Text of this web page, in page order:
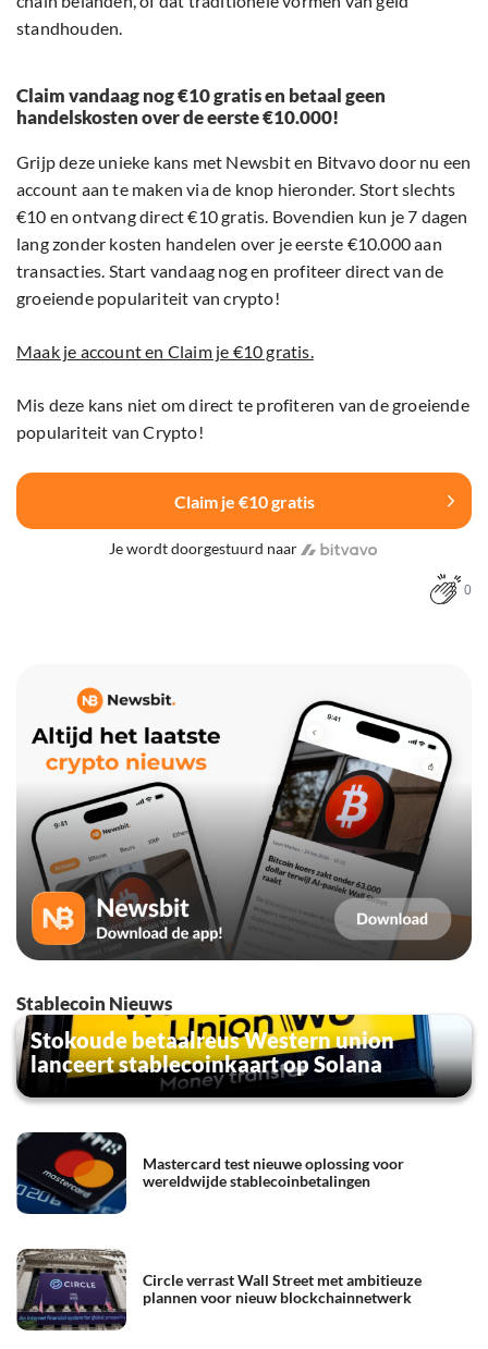
standhouden.
Claim vandaag nog €10 gratis en betaal geen
handelskosten over de eerste €10.000!
Grijp deze unieke kans met Newsbit en Bitvavo door nu een
account aan te maken via de knop hieronder. Stort slechts
€10 en ontvang direct €10 gratis. Bovendien kun je 7 dagen
lang zonder kosten handelen over je eerste €10.000 aan
transacties. Start vandaag nog en profiteer direct van de
groeiende populariteit van crypto!
Maak je account en Claim je €10 gratis.
Mis deze kans niet om direct te profiteren van de groeiende
populariteit van Crypto!
Claim je €10 gratis
Je wordt doorgestuurd naar
0
Stablecoin Nieuws
Stokoude betaalreus Western union
lanceert stablecoinkaart op Solana
Mastercard test nieuwe oplossing voor
wereldwijde stablecoinbetalingen
Circle verrast Wall Street met ambitieuze
plannen voor nieuw blockchainnetwerk